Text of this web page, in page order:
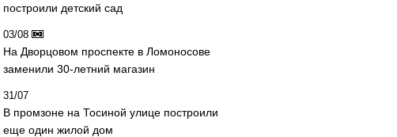
построили детский сад
03/08
На Дворцовом проспекте в Ломоносове
заменили 30-летний магазин
31/07
В промзоне на Тосиной улице построили
еще один жилой дом